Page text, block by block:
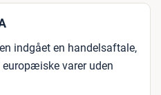
indgået en handelsaftale,
varer uden